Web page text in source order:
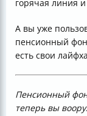
горячая линия
А вы уже
пенсионный
есть свои
Пенсионный
теперь вы